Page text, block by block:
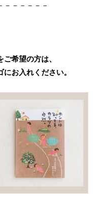
－－－－－－
希望の方は、
お入れください。